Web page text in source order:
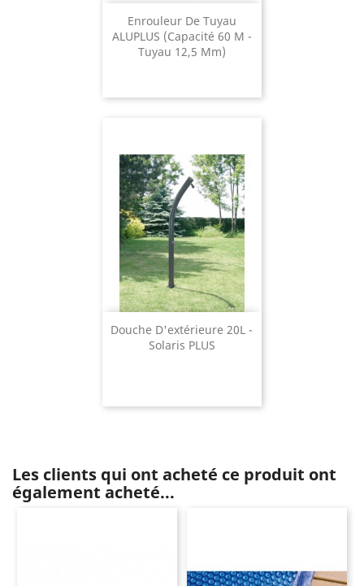
Enrouleur De Tuyau
ALUPLUS (capacité 60 M -
Tuyau 12,5 Mm)
Douche D'extérieure 20L -
Solaris PLUS
Les clients qui ont acheté ce produit ont
également acheté...